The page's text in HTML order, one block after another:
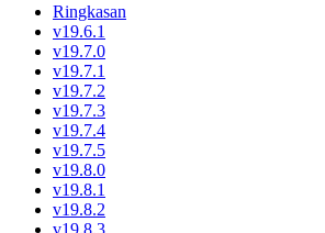
Ringkasan
v19.6.1
v19.7.0
v19.7.1
v19.7.2
v19.7.3
v19.7.4
v19.7.5
v19.8.0
v19.8.1
v19.8.2
v19.8.3